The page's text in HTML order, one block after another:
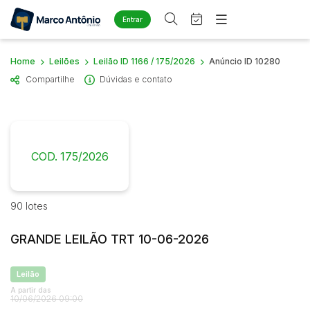
Entrar
Criar conta Entrar
Site
Busca por categoria
Arma/Segurança
Imóveis
Apartamentos
Casa
Busca por palavra-chave
Judiciais
Faixa de valor
R$
Home
Home Leilões Leilão ID 1166 / 175/2026
Anúncio ID 10280
Compartilhe
Dúvidas e contato
COD. 175/2026
90 lotes
GRANDE LEILÃO TRT 10-06-2026
Leilão
A partir das
10/06/2026 09:00